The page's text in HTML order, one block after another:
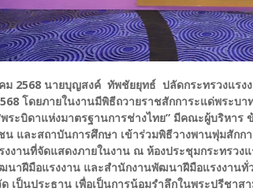
2568 นายบุญสงค์ ทัพชัยยุทธ์ ปลัดกระทรวงแรง
โดยภายในงานมีพิธีถวายราชสักการะแด่พระ
ระบิดาแห่งมาตรฐานการช่างไทย” มีคณะผู้บริหาร
น และสถาบันการศึกษา เข้าร่วมพิธีวางพานพุ่มสักก
งานที่จัดแสดงภายในงาน ณ ห้องประชุมกระทรวง
าฝีมือแรงงาน และสำนักงานพัฒนาฝีมือแรงงานทั่
เป็นประธาน เพื่อเป็นการน้อมรำลึกในพระปรีชา